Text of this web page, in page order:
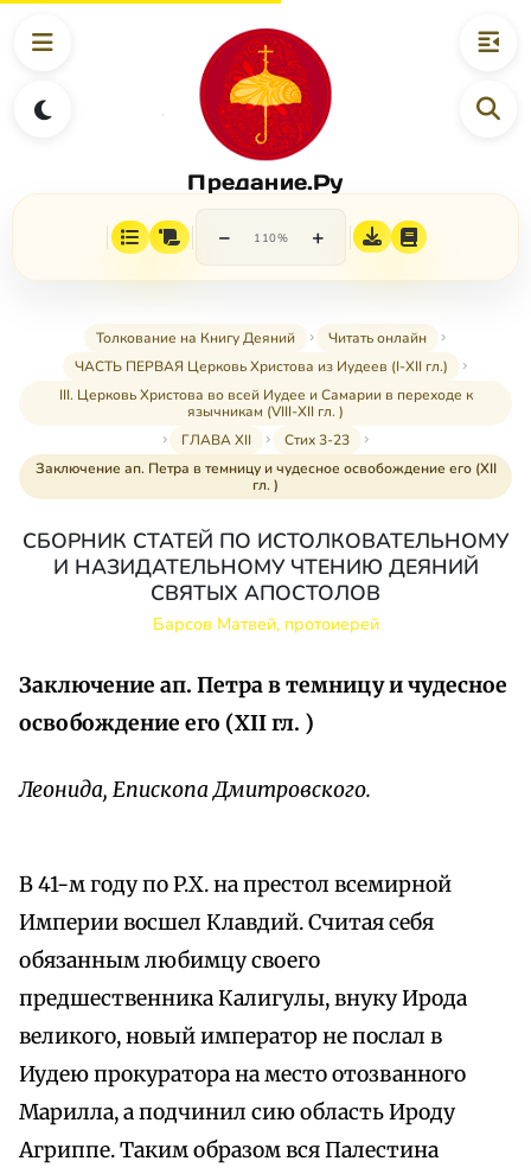
Предание.Ру
− 110% +
Толкование на Книгу Деяний
Читать онлайн
ЧАСТЬ ПЕРВАЯ Церковь Христова из Иудеев (I-XII гл.)
III. Церковь Христова во всей Иудее и Самарии в переходе к
язычникам (VIII-XII гл. )
ГЛАВА XII
Стих 3-23
Заключение ап. Петра в темницу и чудесное освобождение его (XII
гл. )
СБОРНИК СТАТЕЙ ПО ИСТОЛКОВАТЕЛЬНОМУ
И НАЗИДАТЕЛЬНОМУ ЧТЕНИЮ ДЕЯНИЙ
СВЯТЫХ АПОСТОЛОВ
Барсов Матвей, протоиерей
Заключение ап. Петра в темницу и чудесное
освобождение его (XII гл. )
Леонида, Епископа Дмитровского.
В 41-м году по P.X. на престол всемирной
Империи восшел Клавдий. Считая себя
обязанным любимцу своего
предшественника Калигулы, внуку Ирода
великого, новый император не послал в
Иудею прокуратора на место отозванного
Марилла, а подчинил сию область Ироду
Агриппе. Таким образом вся Палестина